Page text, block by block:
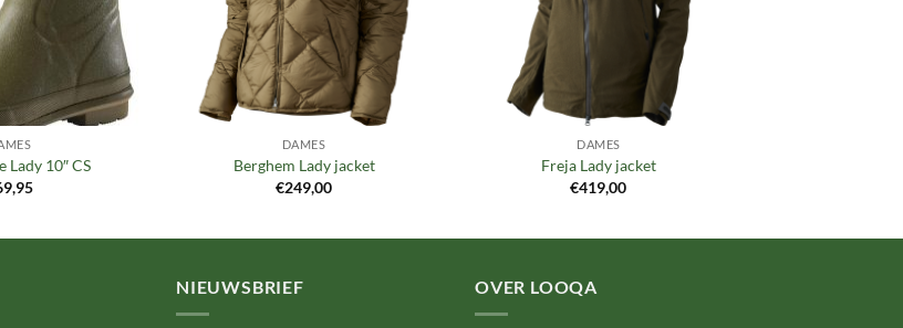
10″ CS
DAMES
Berghem Lady jacket
€249,00
DAMES
Freja Lady jacket
€419,00
NIEUWSBRIEF OVER LOOQA